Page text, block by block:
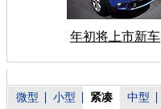
年初将上市新车
微型 小型 紧凑 中型